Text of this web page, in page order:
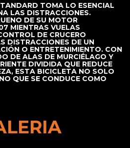
TOMA LO ESENCIAL
LAS DISTRACCIONES.
DE SU MOTOR
MIENTRAS VUELAS
DE CRUCERO
DISTRACCIONES DE UN
O ENTRETENIMIENTO. CON
DE ALAS DE MURCIÉLAGO Y
DIVIDIDA QUE REDUCE
ESTA BICICLETA NO SOLO
QUE SE CONDUCE COMO